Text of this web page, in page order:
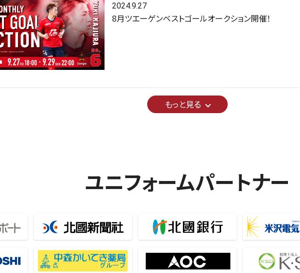
2024.9.27
8月ツエーゲンベストゴールオークション開催！
もっと見る
ユニフォームパートナー